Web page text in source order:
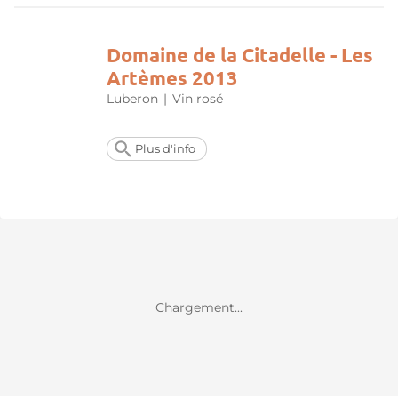
Domaine de la Citadelle - Les
Artèmes 2013
Luberon | Vin rosé
Plus d'info
Chargement...